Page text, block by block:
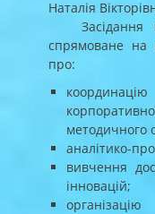
Наталія
Засідання
спрямоване на
про:
методичного
аналітико-
вивчення
інновацій;